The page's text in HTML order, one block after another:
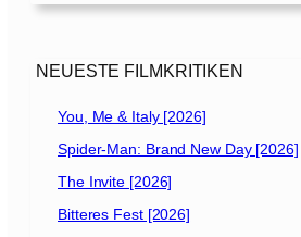
NEUESTE FILMKRITIKEN
You, Me & Italy [2026]
Spider-Man: Brand New Day [2026]
The Invite [2026]
Bitteres Fest [2026]